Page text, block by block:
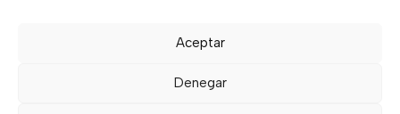
Aceptar
Denegar
Bankia, en su Convocatoria de Medioambiente y Desarrollo